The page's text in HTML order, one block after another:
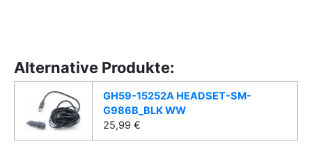
Alternative Produkte:
GH59-15252A HEADSET-SM-
G986B_BLK WW
25,99 €